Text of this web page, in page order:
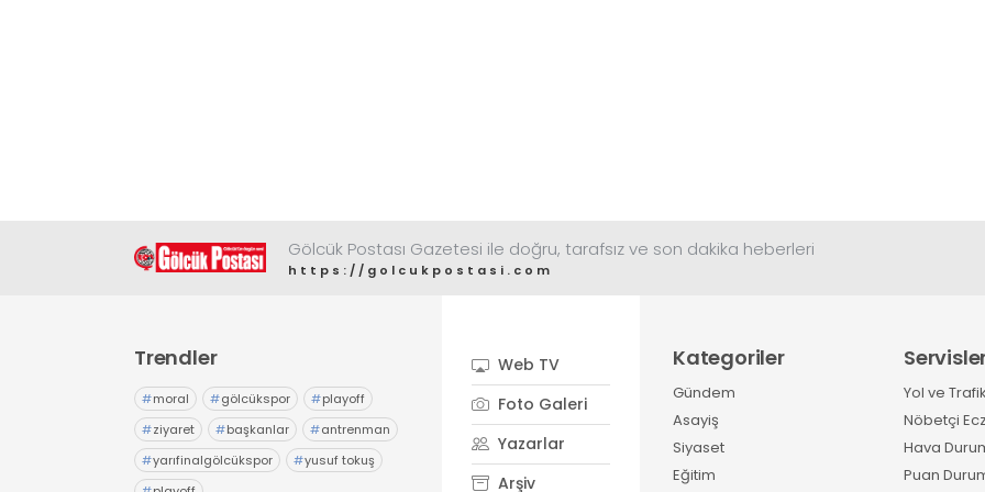
Gölcük Postası Gazetesi ile doğru, tarafsız ve son dakika heberleri
https://golcukpostasi.com
Trendler
#moral #gölcükspor #playoff
#ziyaret #başkanlar #antrenman
#yarıfinalgölcükspor #yusuf tokuş
Web TV
Foto Galeri
Yazarlar
Arşiv
Kategoriler
Gündem
Asayiş
Siyaset
Eğitim
Yol ve
Nöbetçi
Hava
Puan